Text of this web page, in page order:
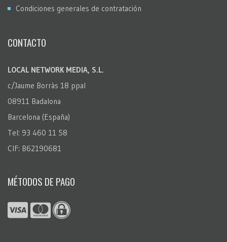
Condiciones generales de contratación
CONTACTO
LOCAL NETWORK MEDIA, S.L.
c/Jaume Borràs 18 ppal
08911 Badalona
Barcelona (España)
Tel: 93 460 11 58
CIF: B62190681
MÉTODOS DE PAGO